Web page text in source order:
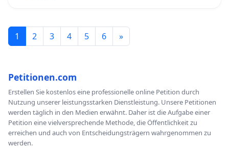
1 2 3 4 5 6 »
Petitionen.com
Erstellen Sie kostenlos eine professionelle online Petition durch
Nutzung unserer leistungsstarken Dienstleistung. Unsere Petitionen
werden täglich in den Medien erwähnt. Daher ist die Aufgabe einer
Petition eine vielversprechende Methode, die Öffentlichkeit zu
erreichen und auch von Entscheidungsträgern wahrgenommen zu
werden.